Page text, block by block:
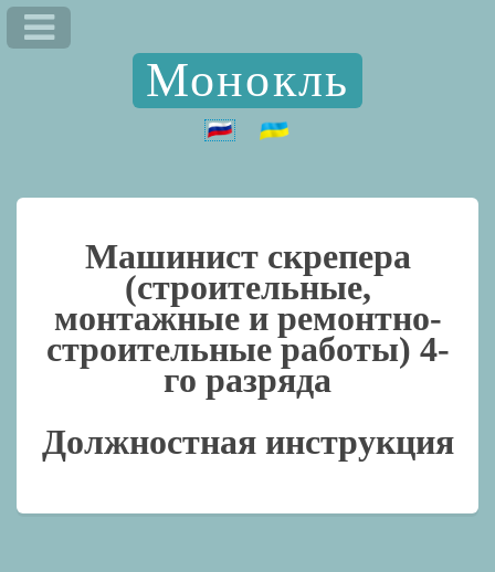
Монокль
Машинист скрепера
(строительные,
монтажные и ремонтно-
строительные работы) 4-
го разряда
Должностная инструкция